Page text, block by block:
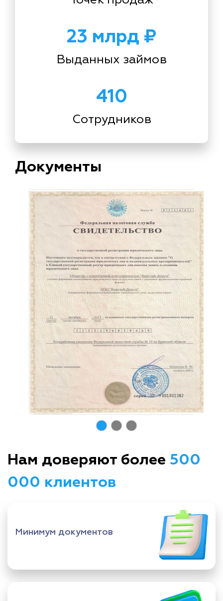
23 млрд ₽
Выданных займов
410
Сотрудников
Документы
Нам доверяют более 500
000 клиентов
Минимум документов